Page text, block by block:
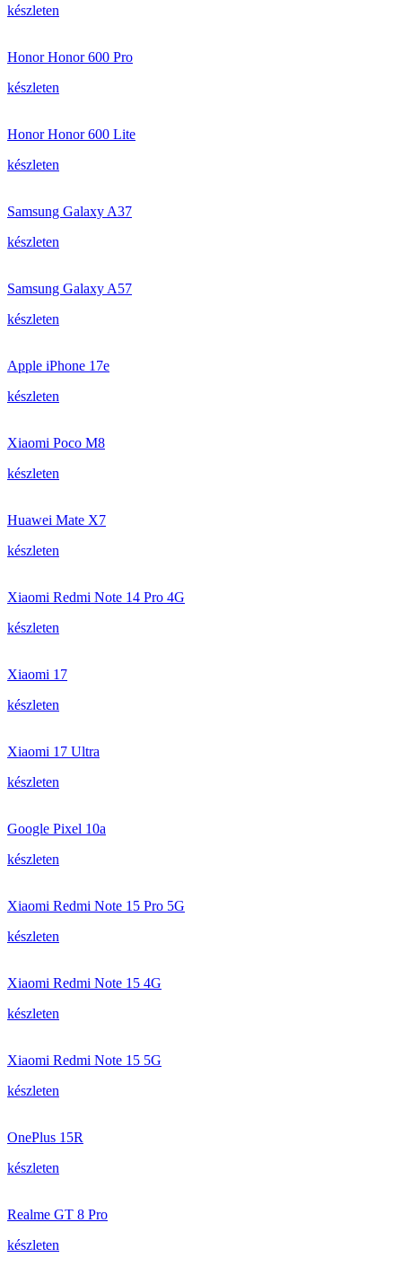
készleten
Honor Honor 600 Pro
készleten
Honor Honor 600 Lite
készleten
Samsung Galaxy A37
készleten
Samsung Galaxy A57
készleten
Apple iPhone 17e
készleten
Xiaomi Poco M8
készleten
Huawei Mate X7
készleten
Xiaomi Redmi Note 14 Pro 4G
készleten
Xiaomi 17
készleten
Xiaomi 17 Ultra
készleten
Google Pixel 10a
készleten
Xiaomi Redmi Note 15 Pro 5G
készleten
Xiaomi Redmi Note 15 4G
készleten
Xiaomi Redmi Note 15 5G
készleten
OnePlus 15R
készleten
Realme GT 8 Pro
készleten